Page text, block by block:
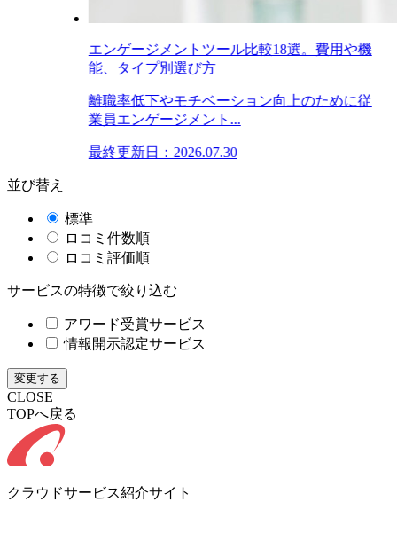
エンゲージメントツール比較18選。費用や機
能、タイプ別選び方
離職率低下やモチベーション向上のために従
業員エンゲージメント...
最終更新日：2026.07.30
並び替え
標準
ロコミ件数順
ロコミ評価順
サービスの特徴で絞り込む
アワード受賞サービス
情報開示認定サービス
変更する
CLOSE
TOPへ戻る
クラウドサービス紹介サイト